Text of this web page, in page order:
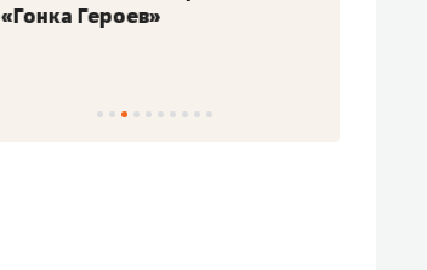
«Гонка Героев»